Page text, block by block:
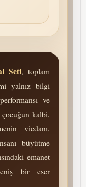
Seti, toplam
yalnız bilgi
ve
kalbi,
vicdanı,
büyütme
emanet
bir eser